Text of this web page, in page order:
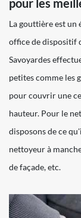
La gouttière est
office de dispositif
Savoyardes
petites comme les
pour couvrir une
hauteur. Pour le
disposons de ce
nettoyeur à
de façade, etc.